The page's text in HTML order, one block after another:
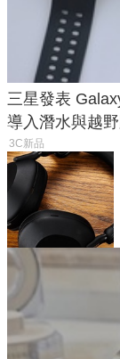
三星發表
導入潛水與越
3C新品